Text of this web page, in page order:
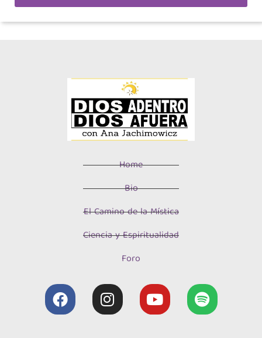
Home
Bio
El Camino de la Mística
Ciencia y Espiritualidad
Foro